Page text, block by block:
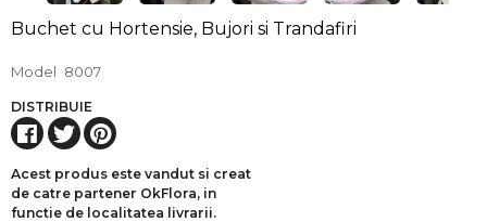
Buchet cu Hortensie, Bujori si Trandafiri
Model 8007
DISTRIBUIE
Acest produs este vandut si creat
de catre partener OkFlora, in
functie de localitatea livrarii.